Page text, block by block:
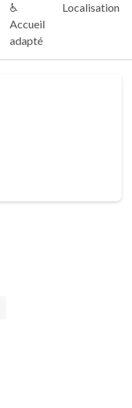
♿
Accueil
adapté
Localisation